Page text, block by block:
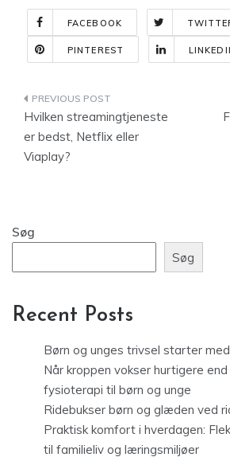
FACEBOOK
PINTEREST
Indlægsnavigation
Hvilken streamingtjeneste
er bedst, Netflix eller
Viaplay?
Søg
Søg
Recent Posts
Børn og unges trivsel starter
Når kroppen vokser hurtigere
fysioterapi til børn og unge
Ridebukser børn og glæden ved
Praktisk komfort i hverdagen:
til familieliv og læringsmiljøer